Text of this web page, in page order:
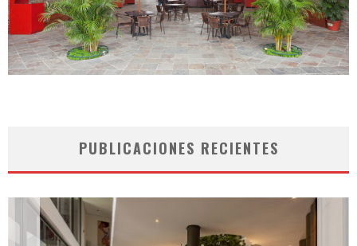
PUBLICACIONES RECIENTES